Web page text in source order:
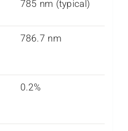
785 nm (typical)
786.7 nm
0.2%